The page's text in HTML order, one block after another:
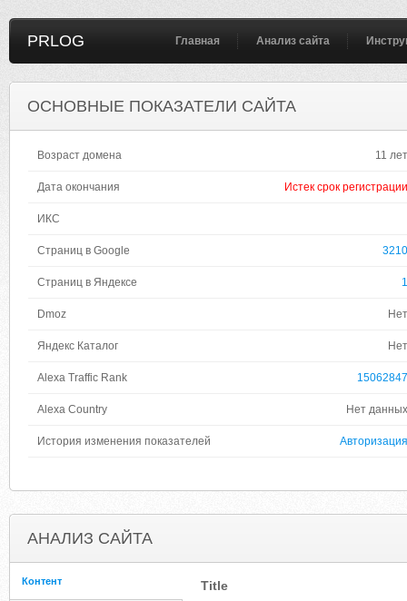
PRLOG Главная Анализ сайта
ОСНОВНЫЕ ПОКАЗАТЕЛИ САЙТА
Возраст домена 11 лет
Дата окончания Истек срок регистрации
ИКС
Страниц в Google 3210
Страниц в Яндексе 1
Dmoz Нет
Яндекс Каталог Нет
Alexa Traffic Rank 15062847
Alexa Country Нет данных
История изменения показателей Авторизация
АНАЛИЗ САЙТА
Контент Title